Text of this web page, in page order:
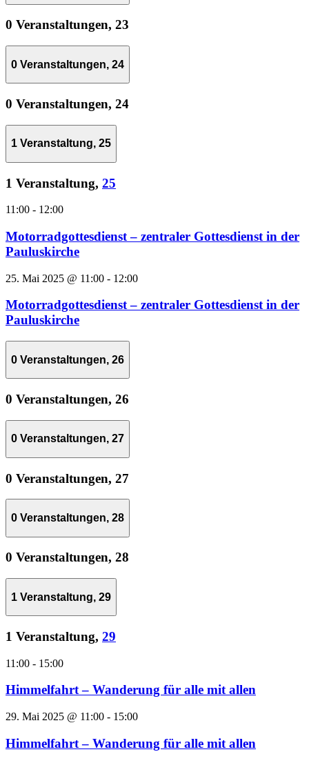
0 Veranstaltungen, 23
0 Veranstaltungen, 24
0 Veranstaltungen, 24
1 Veranstaltung, 25
1 Veranstaltung, 25
11:00 - 12:00
Motorradgottesdienst – zentraler Gottesdienst in der
Pauluskirche
25. Mai 2025 @ 11:00 - 12:00
Motorradgottesdienst – zentraler Gottesdienst in der
Pauluskirche
0 Veranstaltungen, 26
0 Veranstaltungen, 26
0 Veranstaltungen, 27
0 Veranstaltungen, 27
0 Veranstaltungen, 28
0 Veranstaltungen, 28
1 Veranstaltung, 29
1 Veranstaltung, 29
11:00 - 15:00
Himmelfahrt – Wanderung für alle mit allen
29. Mai 2025 @ 11:00 - 15:00
Himmelfahrt – Wanderung für alle mit allen